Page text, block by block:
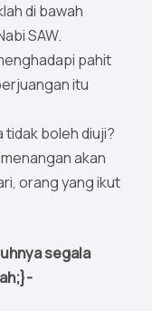
di bawah
SAW.
pahit
itu
tidak boleh diuji?
akan
orang yang ikut
segala